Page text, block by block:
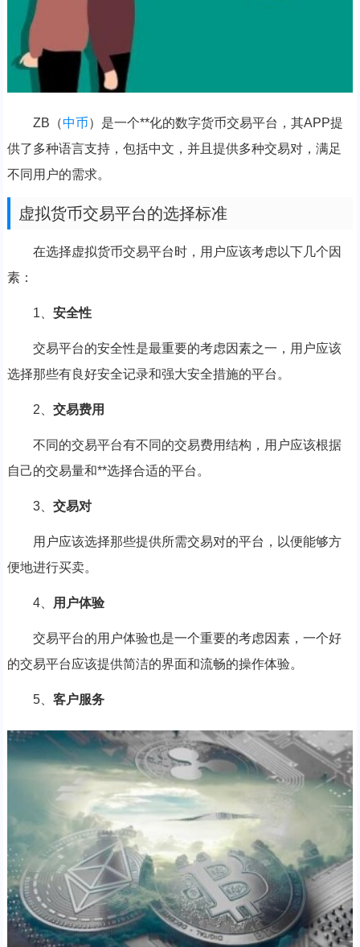
ZB（中币）是一个**化的数字货币交易平台，其APP提
供了多种语言支持，包括中文，并且提供多种交易对，满足
不同用户的需求。
虚拟货币交易平台的选择标准
在选择虚拟货币交易平台时，用户应该考虑以下几个因
素：
1、 安全性
交易平台的安全性是最重要的考虑因素之一，用户应该
选择那些有良好安全记录和强大安全措施的平台。
2、 交易费用
不同的交易平台有不同的交易费用结构，用户应该根据
自己的交易量和**选择合适的平台。
3、 交易对
用户应该选择那些提供所需交易对的平台，以便能够方
便地进行买卖。
4、 用户体验
交易平台的用户体验也是一个重要的考虑因素，一个好
的交易平台应该提供简洁的界面和流畅的操作体验。
5、 客户服务